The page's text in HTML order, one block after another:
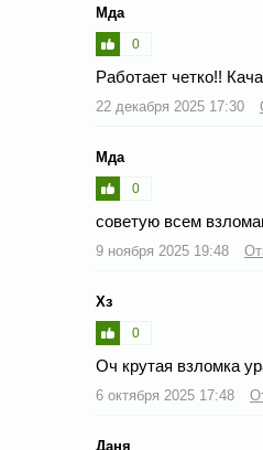
Мда
0
Работает четко!!
22 декабря 2025 17:30
Мда
0
советую всем
9 ноября 2025 19:48
Хз
0
Оч крутая взломка
6 октября 2025 17:48
Даня